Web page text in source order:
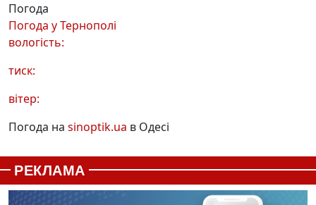
Погода
Погода уТернополі
вологість:
тиск:
вітер:
Погода на sinoptik.ua в Одесі
РЕКЛАМА